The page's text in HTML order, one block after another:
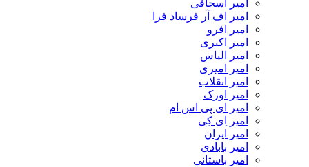
امیر اسحاقی
امیر اف آر فرساد فرا
امیر افرو
امیر اکبری
امیر الیاس
امیر امیری
امیر انقلاب
امیر اورک
امیر ای پی اس ام
امیر اِی کِی
امیر ایران
امیر بابادی
امیر باستانی